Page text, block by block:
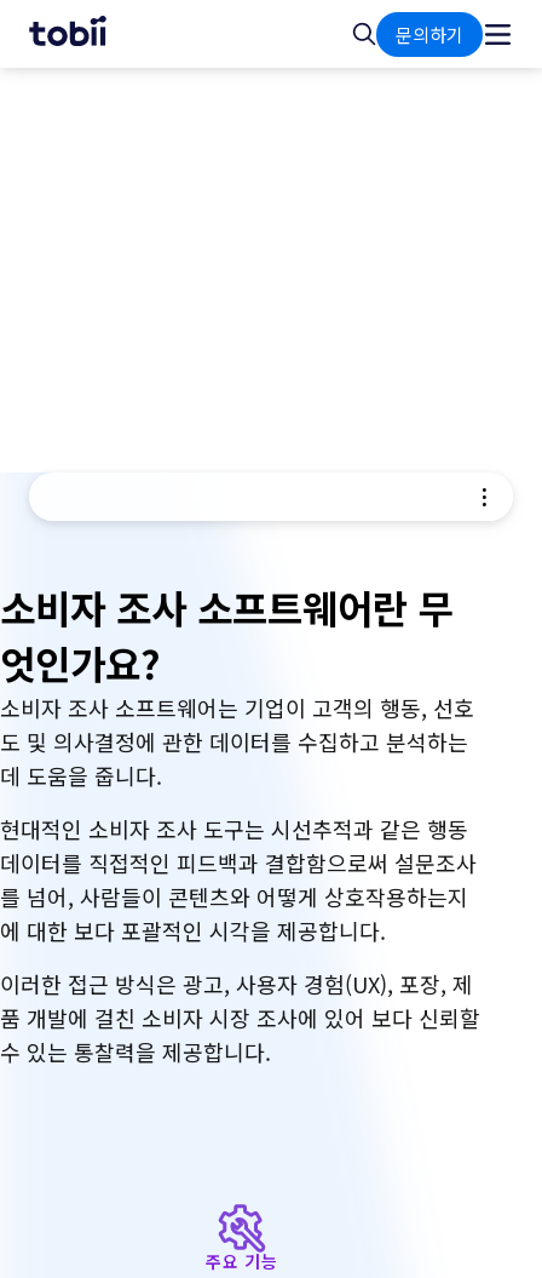
검
색
문의하기
소비자 조사 소프트웨어란 무
엇인가요?
소비자 조사 소프트웨어는 기업이 고객의 행동, 선호
도 및 의사결정에 관한 데이터를 수집하고 분석하는
데 도움을 줍니다.
현대적인 소비자 조사 도구는 시선추적과 같은 행동
데이터를 직접적인 피드백과 결합함으로써 설문조사
를 넘어, 사람들이 콘텐츠와 어떻게 상호작용하는지
에 대한 보다 포괄적인 시각을 제공합니다.
이러한 접근 방식은 광고, 사용자 경험(UX), 포장, 제
품 개발에 걸친 소비자 시장 조사에 있어 보다 신뢰할
수 있는 통찰력을 제공합니다.
주요 기능